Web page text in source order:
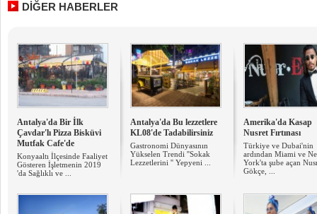
DİĞER HABERLER
Antalya'da Bir İlk
Çavdar'lı Pizza Bisküvi
Mutfak Cafe'de
Konyaaltı İlçesinde Faaliyet
Gösteren İşletmenin 2019
'da Sağlıklı ve ...
Antalya'da Bu lezzetlere
KL08'de Tadabilirsiniz
Gastronomi Dünyasının
Yükselen Trendi ''Sokak
Lezzetlerini '' Yepyeni ...
Amerika'da Kasap
Nusret Fırtınası
Türkiye ve Dubai'nin
ardından Miami ve
York'ta şube açan
Gökçe, ...